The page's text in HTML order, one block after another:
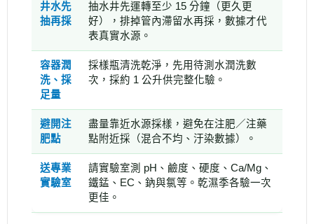
井水先
抽再採
抽水井先運轉至少 15 分鐘（更久更
好），排掉管內滯留水再採，數據才代
表真實水源。
容器潤
洗、採
足量
採樣瓶清洗乾淨，先用待測水潤洗數
次，採約 1 公升供完整化驗。
避開注
肥點
盡量靠近水源採樣，避免在注肥／注藥
點附近採（混合不均、汙染數據）。
送專業
實驗室
請實驗室測 pH、鹼度、硬度、Ca/Mg、
鐵錳、EC、鈉與氯等。乾濕季各驗一次
更佳。